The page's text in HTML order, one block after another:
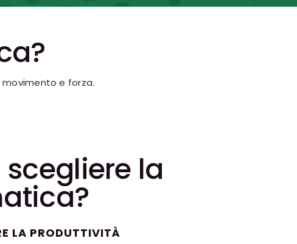
movimento e forza.
la
LA PRODUTTIVITÀ